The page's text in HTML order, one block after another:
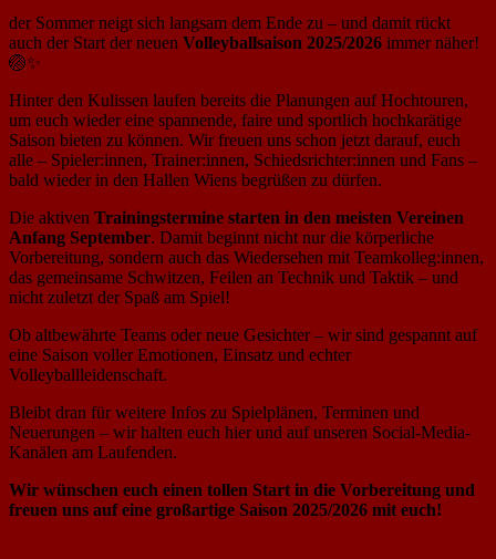
der Sommer neigt sich langsam dem Ende zu – und damit rückt
auch der Start der neuen Volleyballsaison 2025/2026 immer näher!
🏐✨
Hinter den Kulissen laufen bereits die Planungen auf Hochtouren,
um euch wieder eine spannende, faire und sportlich hochkarätige
Saison bieten zu können. Wir freuen uns schon jetzt darauf, euch
alle – Spieler:innen, Trainer:innen, Schiedsrichter:innen und Fans –
bald wieder in den Hallen Wiens begrüßen zu dürfen.
Die aktiven Trainingstermine starten in den meisten Vereinen
Anfang September. Damit beginnt nicht nur die körperliche
Vorbereitung, sondern auch das Wiedersehen mit Teamkolleg:innen,
das gemeinsame Schwitzen, Feilen an Technik und Taktik – und
nicht zuletzt der Spaß am Spiel!
Ob altbewährte Teams oder neue Gesichter – wir sind gespannt auf
eine Saison voller Emotionen, Einsatz und echter
Volleyballleidenschaft.
Bleibt dran für weitere Infos zu Spielplänen, Terminen und
Neuerungen – wir halten euch hier und auf unseren Social-Media-
Kanälen am Laufenden.
Wir wünschen euch einen tollen Start in die Vorbereitung und
freuen uns auf eine großartige Saison 2025/2026 mit euch!